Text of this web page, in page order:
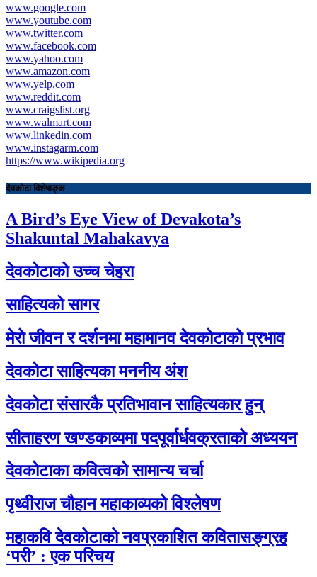
www.google.com
www.youtube.com
www.twitter.com
www.facebook.com
www.yahoo.com
www.amazon.com
www.yelp.com
www.reddit.com
www.craigslist.org
www.walmart.com
www.linkedin.com
www.instagarm.com
https://www.wikipedia.org
देवकोटा विशेषाङ्क
A Bird’s Eye View of Devakota’s
Shakuntal Mahakavya
देवकोटाको उच्च चेहरा
साहित्यको सागर
मेरो जीवन र दर्शनमा महामानव देवकोटाको प्रभाव
देवकोटा साहित्यका मननीय अंश
देवकोटा संसारकै प्रतिभावान साहित्यकार हुन्
सीताहरण खण्डकाव्यमा पदपूर्वार्धवक्रताको अध्ययन
देवकोटाका कवित्वको सामान्य चर्चा
पृथ्वीराज चौहान महाकाव्यको विश्लेषण
महाकवि देवकोटाको नवप्रकाशित कवितासङ्ग्रह
‘परी’ : एक परिचय